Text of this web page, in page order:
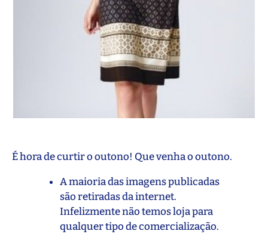
É hora de curtir o outono! Que venha o outono.
A maioria das imagens publicadas
são retiradas da internet.
Infelizmente não temos loja para
qualquer tipo de comercialização.